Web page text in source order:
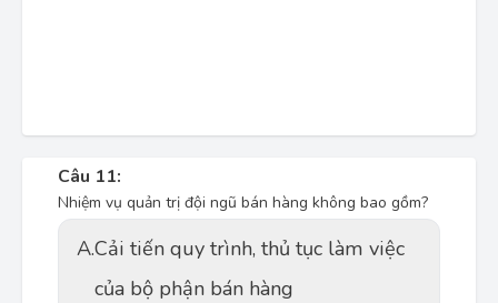
Câu 11:
Nhiệm vụ quản trị đội ngũ bán hàng không bao gồm?
A.Cải tiến quy trình, thủ tục làm việc
của bộ phận bán hàng